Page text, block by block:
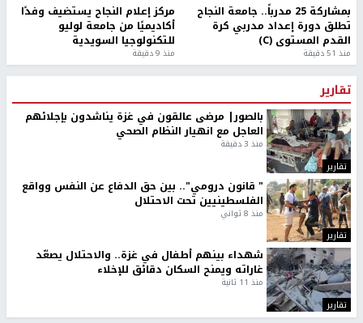
بمشاركة 25 مدرباً.. جامعة النجاح
تطلق دورة إعداد مدربي كرة
القدم المستوى (C)
منذ 51 دقيقة
مركز إعلام النجاح يستضيف وفدًا
أكاديميًا من جامعة لوليو
للتكنولوجيا السويدية
منذ 9 دقيقة
تقارير
تقارير
بالصور| مرضى عالقون في غزة يناشدون بإجلائهم
العاجل مع انهيار النظام الصحي
منذ 3 دقيقة
تقارير
" قانون درومي".. بين حق الدفاع عن النفس وواقع
الفلسطينيين تحت الاحتلال
منذ 8 ثواني
تقارير
شهداء بينهم أطفال في غزة.. والاحتلال يصعّد
غاراته ويمنح السكان دقائق للإخلاء
منذ 11 ثانية